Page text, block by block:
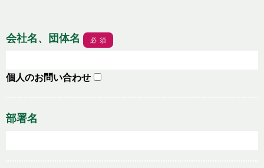
会社名、団体名 必須
個人のお問い合わせ
部署名